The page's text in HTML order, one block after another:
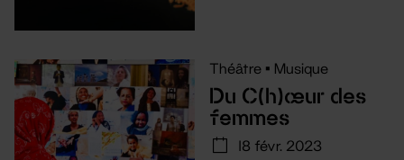
Théâtre • Musique
Du C(h)œur des
femmes
18 févr. 2023